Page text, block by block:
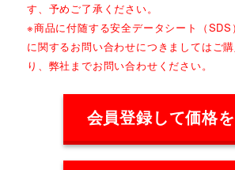
す、予めご了承ください。
※商品に付随する安全データシート（
に関するお問い合わせにつきましてはご
り、弊社までお問い合わせください。
会員登録して価格